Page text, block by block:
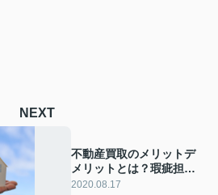
NEXT
不動産買取のメリットデ
メリットとは？瑕疵担保
責任はどうなる？
2020.08.17